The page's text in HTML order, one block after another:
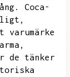
Coca-
varumärke
de tänker